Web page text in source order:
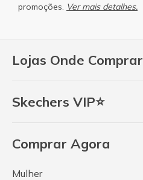
Lojas Onde Comprar
Skechers VIP⭐
Comprar Agora
Mulher
promoções. Ver mais detalhes.